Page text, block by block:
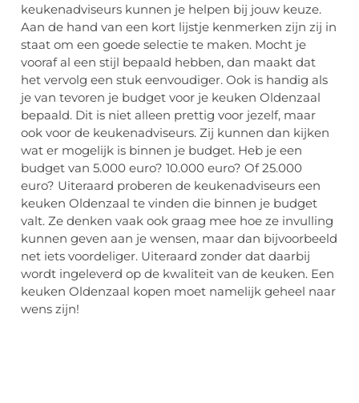
keukenadviseurs kunnen je helpen bij jouw keuze.
Aan de hand van een kort lijstje kenmerken zijn zij in
staat om een goede selectie te maken. Mocht je
vooraf al een stijl bepaald hebben, dan maakt dat
het vervolg een stuk eenvoudiger. Ook is handig als
je van tevoren je budget voor je keuken Oldenzaal
bepaald. Dit is niet alleen prettig voor jezelf, maar
ook voor de keukenadviseurs. Zij kunnen dan kijken
wat er mogelijk is binnen je budget. Heb je een
budget van 5.000 euro? 10.000 euro? Of 25.000
euro? Uiteraard proberen de keukenadviseurs een
keuken Oldenzaal te vinden die binnen je budget
valt. Ze denken vaak ook graag mee hoe ze invulling
kunnen geven aan je wensen, maar dan bijvoorbeeld
net iets voordeliger. Uiteraard zonder dat daarbij
wordt ingeleverd op de kwaliteit van de keuken. Een
keuken Oldenzaal kopen moet namelijk geheel naar
wens zijn!